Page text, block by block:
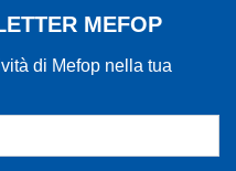
MEFOP
di Mefop nella tua